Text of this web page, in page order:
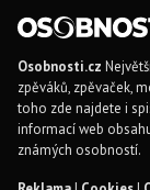
Osobnosti.cz
zpěváků, zpěvaček,
toho zde najdete i
informací web
známých osobností.